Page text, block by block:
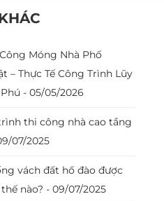
Móng Nhà Phố
– Thực Tế Công Trình Lũy
- 05/05/2026
thi công nhà cao tầng
07/2025
vách đất hố đào được
nào? - 09/07/2025